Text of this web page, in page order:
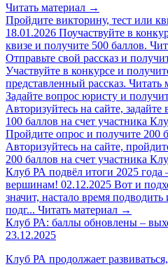
Читать материал →
Пройдите викторину, тест или
18.01.2026 Поучаствуйте в
квизе и получите 500 баллов.
Отправьте свой рассказ и
Участвуйте в конкурсе и
представленный рассказ. Читать
Задайте вопрос юристу и
Авторизуйтесь на сайте,
100 баллов на счет участника
Пройдите опрос и получите 200
Авторизуйтесь на сайте,
200 баллов на счет участника
Клуб РА подвёл итоги 2025
вершинам! 02.12.2025 Вот и
значит, настало время
подг... Читать материал →
Клуб РА: баллы обновлены –
23.12.2025
Клуб РА продолжает